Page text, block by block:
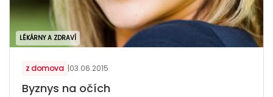
LÉKÁRNY A ZDRAVÍ
z domova |03.06.2015
Byznys na očích